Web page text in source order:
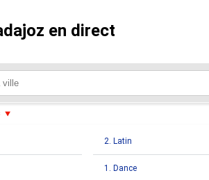
en direct
2. Latin
1. Dance